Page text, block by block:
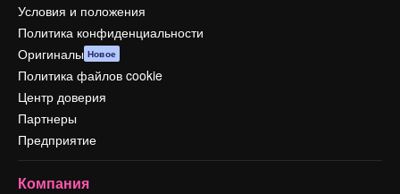
Условия и положения
Политика конфиденциальности
Оригиналы Новое
Политика файлов cookie
Центр доверия
Партнеры
Предприятие
Компания